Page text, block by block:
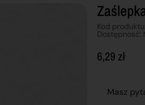
Kod
Dostępnosć:
6,29 zł
Masz